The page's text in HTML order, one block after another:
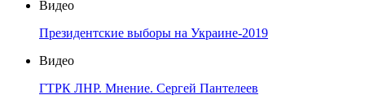
Видео
Президентские выборы на Украине-2019
Видео
ГТРК ЛНР. Мнение. Сергей Пантелеев